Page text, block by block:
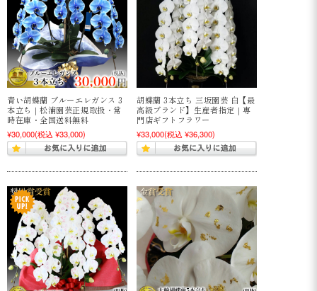
青い胡蝶蘭 ブルーエレガンス 3
本立ち｜松浦園芸正規取扱・常
時在庫・全国送料無料
¥30,000(税込 ¥33,000)
胡蝶蘭 3本立ち 三坂園芸 白【最
高級ブランド】生産者指定｜専
門店ギフトフラワー
¥33,000(税込 ¥36,300)